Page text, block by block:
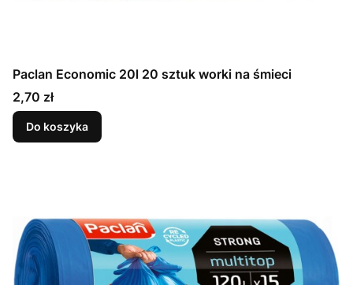
Paclan Economic 20l 20 sztuk worki na śmieci
Cena
2,70 zł
Do koszyka